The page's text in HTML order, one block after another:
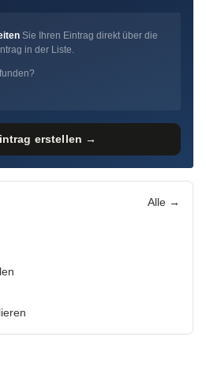
Sie Ihren Eintrag direkt über die
in der Liste.
erstellen →
Alle →